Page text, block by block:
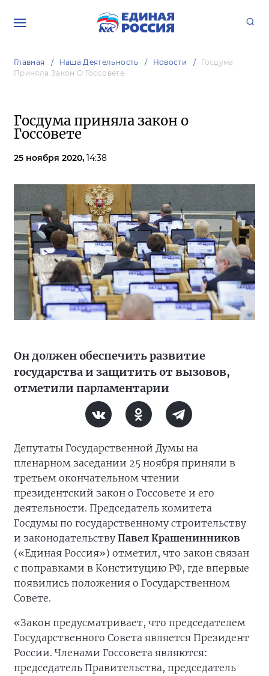
Главная Наша Деятельность Новости
Госдума
Приняла Закон О Госсовете
Госдума приняла закон о
Госсовете
25 ноября 2020, 14:38
Он должен обеспечить развитие
государства и защитить от вызовов,
отметили парламентарии
Депутаты Государственной Думы на
пленарном заседании 25 ноября приняли в
третьем окончательном чтении
президентский закон о Госсовете и его
деятельности. Председатель комитета
Госдумы по государственному строительству
и законодательству Павел Крашенинников
(«Единая Россия») отметил, что закон связан
с поправками в Конституцию РФ, где впервые
появились положения о Государственном
Совете.
«Закон предусматривает, что председателем
Государственного Совета является Президент
России. Членами Госсовета являются:
председатель Правительства, председатель